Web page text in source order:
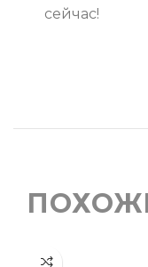
сейчас!